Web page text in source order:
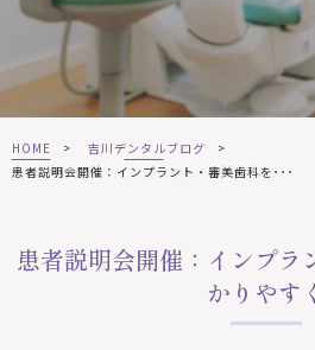
HOME > 吉川デンタルブログ
>
患者説明会開催：インプラント・審美歯科を･･･
患者説明会開催：インプラ
かりやすく